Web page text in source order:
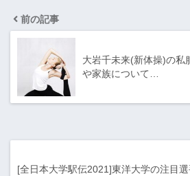
前の記事
大岩千未来(新体操)の私
や家族について…
[全日本大学駅伝2021]東洋大学の注目